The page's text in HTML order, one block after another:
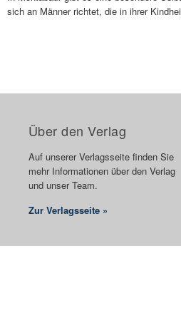
sich an Männer richtet, die in ihrer
Über den Verlag
Auf unserer Verlagsseite finden Sie
mehr Informationen über den Verlag
und unser Team.
Zur Verlagsseite »